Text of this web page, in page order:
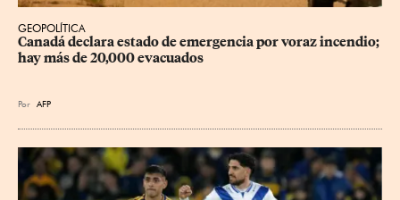
GEOPOLÍTICA
Canadá declara estado de emergencia por voraz incendio;
hay más de 20,000 evacuados
Por AFP